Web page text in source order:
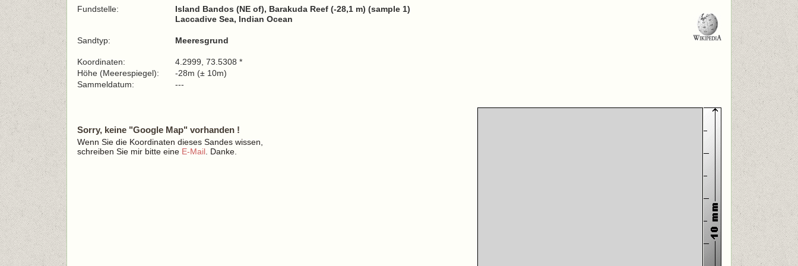
Fundstelle:
Island Bandos (NE of), Barakuda Reef (-28,1 m) (sample 1)
Laccadive Sea, Indian Ocean
Sandtyp: Meeresgrund
Koordinaten:
4.2999, 73.5308 *
Höhe (Meerespiegel):
-28m (± 10m)
Sammeldatum:
---
Sorry, keine "Google Map" vorhanden !
Wenn Sie die Koordinaten dieses Sandes wissen,
schreiben Sie mir bitte eine E-Mail . Danke.